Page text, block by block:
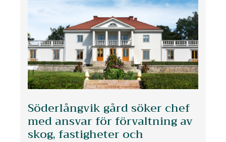
Söderlångvik gård söker chef
med ansvar för förvaltning av
skog, fastigheter och